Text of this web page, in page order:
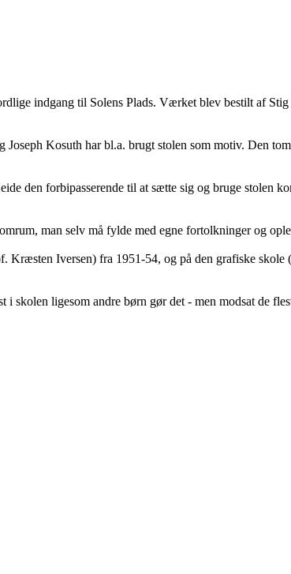
indgang til Solens Plads. Værket blev bestilt af
Kosuth har bl.a. brugt stolen som motiv. Den
den forbipasserende til at sætte sig og bruge stolen
man selv må fylde med egne fortolkninger og
Iversen) fra 1951-54, og på den grafiske skole
ligesom andre børn gør det - men modsat de